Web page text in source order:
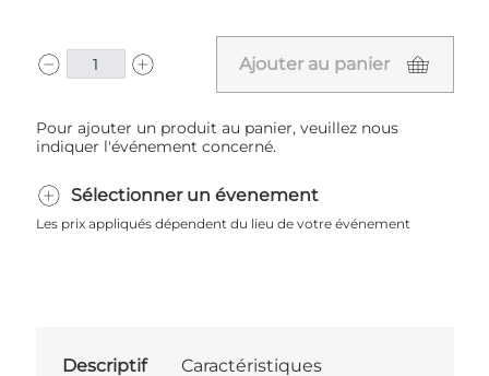
Ajouter au panier
Pour ajouter un produit au panier, veuillez nous
indiquer l'événement concerné.
Sélectionner un évenement
Les prix appliqués dépendent du lieu de votre événement
Descriptif Caractéristiques